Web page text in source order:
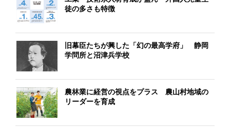
徒の多さも特徴
旧幕臣たちが興した「幻の最高学府」 静岡
学問所と沼津兵学校
農林業に経営の視点をプラス 農山村地域の
リーダーを育成